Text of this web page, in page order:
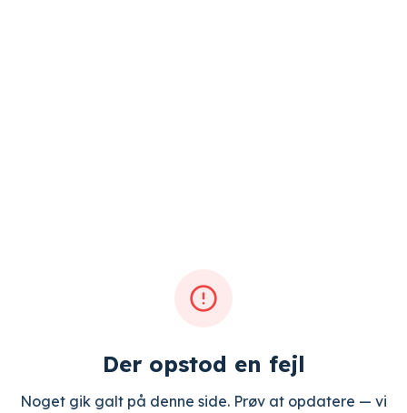
Der opstod en fejl
Noget gik galt på denne side. Prøv at opdatere — vi